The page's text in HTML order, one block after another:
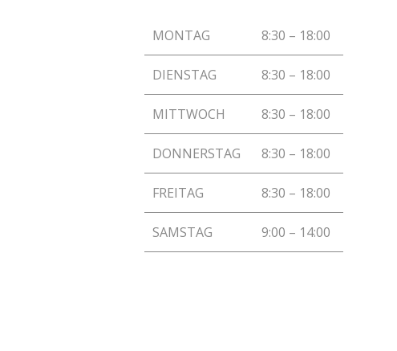
MONTAG 8:30 – 18:00
DIENSTAG 8:30 – 18:00
MITTWOCH 8:30 – 18:00
DONNERSTAG 8:30 – 18:00
FREITAG 8:30 – 18:00
SAMSTAG 9:00 – 14:00